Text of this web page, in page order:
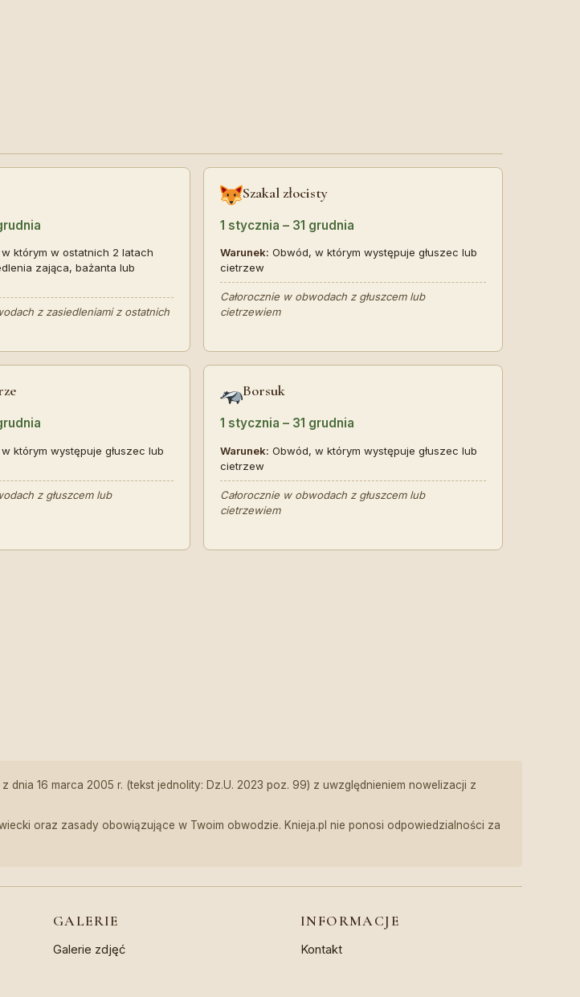
którym w ostatnich 2 latach
zająca, bażanta lub
z zasiedleniami z ostatnich
Szakal złocisty
1 stycznia – 31 grudnia
Warunek: Obwód, w którym występuje głuszec lub
cietrzew
Całorocznie w obwodach z głuszcem lub
cietrzewiem
którym występuje głuszec lub
z głuszcem lub
Borsuk
1 stycznia – 31 grudnia
Warunek: Obwód, w którym występuje głuszec lub
cietrzew
Całorocznie w obwodach z głuszcem lub
cietrzewiem
dnia 16 marca 2005 r. (tekst jednolity: Dz.U. 2023 poz. 99) z uwzględnieniem nowelizacji z
oraz zasady obowiązujące w Twoim obwodzie. Knieja.pl nie ponosi odpowiedzialności za
GALERIE
Galerie zdjęć
INFORMACJE
Kontakt